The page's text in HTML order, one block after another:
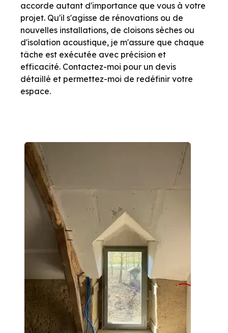
accorde autant d'importance que vous à votre
projet. Qu'il s'agisse de rénovations ou de
nouvelles installations, de cloisons sèches ou
d'isolation acoustique, je m'assure que chaque
tâche est exécutée avec précision et
efficacité. Contactez-moi pour un devis
détaillé et permettez-moi de redéfinir votre
espace.